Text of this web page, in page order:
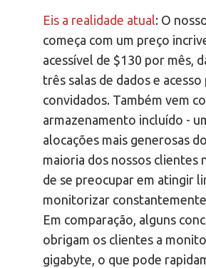
Eis a realidade atual: O
começa com um preço
acessível de $130 por mês,
três salas de dados e acesso
convidados. Também vem
armazenamento incluído -
alocações mais generosas
maioria dos nossos clientes
de se preocupar em atingir
monitorizar
Em comparação, alguns
obrigam os clientes a
gigabyte, o que pode